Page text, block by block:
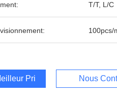
T/T, L/C
100pcs/
Prix Nous